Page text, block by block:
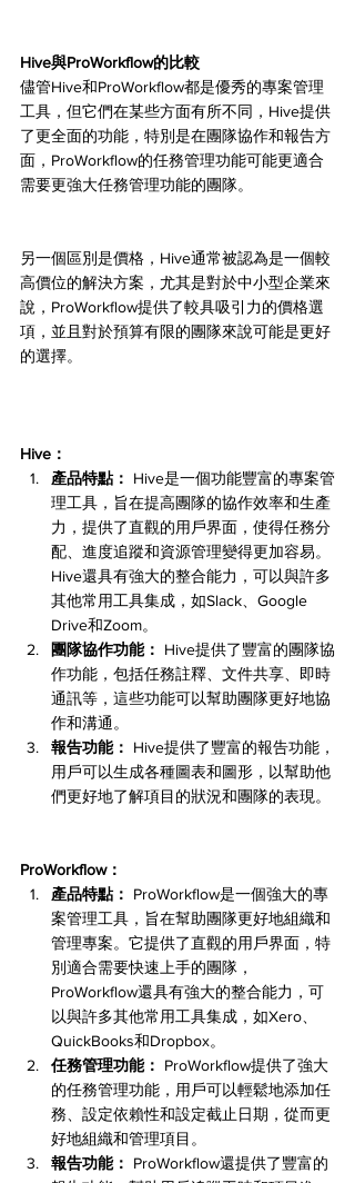
Hive與ProWorkflow的比較
儘管Hive和ProWorkflow都是優秀的專案管理
工具，但它們在某些方面有所不同，Hive提供
了更全面的功能，特別是在團隊協作和報告方
面，ProWorkflow的任務管理功能可能更適合
需要更強大任務管理功能的團隊。
另一個區別是價格，Hive通常被認為是一個較
高價位的解決方案，尤其是對於中小型企業來
說，ProWorkflow提供了較具吸引力的價格選
項，並且對於預算有限的團隊來說可能是更好
的選擇。
Hive：
產品特點：
Hive是一個功能豐富的專案管
理工具，旨在提高團隊的協作效率和生產
力，提供了直觀的用戶界面，使得任務分
配、進度追蹤和資源管理變得更加容易。
Hive還具有強大的整合能力，可以與許多
其他常用工具集成，如Slack、Google
Drive和Zoom。
團隊協作功能：
Hive提供了豐富的團隊協
作功能，包括任務註釋、文件共享、即時
通訊等，這些功能可以幫助團隊更好地協
作和溝通。
報告功能：
Hive提供了豐富的報告功能，
用戶可以生成各種圖表和圖形，以幫助他
們更好地了解項目的狀況和團隊的表現。
ProWorkflow：
產品特點：
ProWorkflow是一個強大的專
案管理工具，旨在幫助團隊更好地組織和
管理專案。它提供了直觀的用戶界面，特
別適合需要快速上手的團隊，
ProWorkflow還具有強大的整合能力，可
以與許多其他常用工具集成，如Xero、
QuickBooks和Dropbox。
任務管理功能：
ProWorkflow提供了強大
的任務管理功能，用戶可以輕鬆地添加任
務、設定依賴性和設定截止日期，從而更
好地組織和管理項目。
報告功能：
ProWorkflow還提供了豐富的